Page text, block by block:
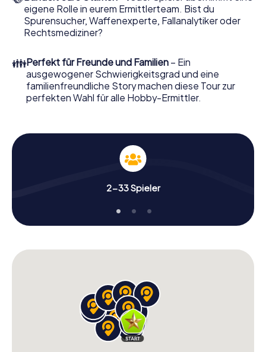
Nun fehlt Ihnen nur noch eine Kleinigkeit, um mit Ihren
Ermittlungen in Bozen zu starten: Ihr Ticketcode! Ordern
Jetzt starten Sie Ihren Online-Browser, geben Ihren Code
ein – und sind startklar!
Worauf warten Sie noch? Bozen zählt auf Sie!
eigene Rolle in eurem Ermittlerteam. Bist du
Spurensucher, Waffenexperte, Fallanalytiker oder
Rechtsmediziner?
👪Perfekt für Freunde und Familien – Ein
ausgewogener Schwierigkeitsgrad und eine
familienfreundliche Story machen diese Tour zur
perfekten Wahl für alle Hobby-Ermittler.
2-33 Spieler